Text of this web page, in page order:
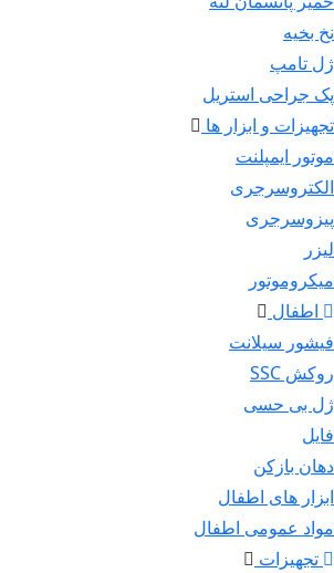
نخ بخیه
ژل تامپ
پک جراحی استریل
تجهیزات و ابزار ها
موتور ایمپلنت
الکتروسرجری
پیزوسرجری
لیزر
میکروموتور
اطفال
فیشور سیلانت
روکش SSC
ژل بی حسی
فایل
دهان بازکن
ابزار های اطفال
مواد عمومی اطفال
تجهیزات